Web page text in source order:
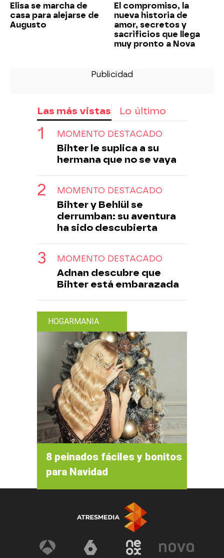
Elisa se marcha de
casa para alejarse de
Augusto
El compromiso, la
nueva historia de
amor, secretos y
sacrificios que llega
muy pronto a Nova
Las más vistas Lo último
MOMENTO DESTACADO
Bihter le suplica a su
hermana que no se vaya
MOMENTO DESTACADO
Bihter y Behlül se
derrumban: su aventura
ha sido descubierta
MOMENTO DESTACADO
Adnan descubre que
Bihter está embarazada
HOGARMANIA
8 peinados fáciles y bonitos
para Navidad